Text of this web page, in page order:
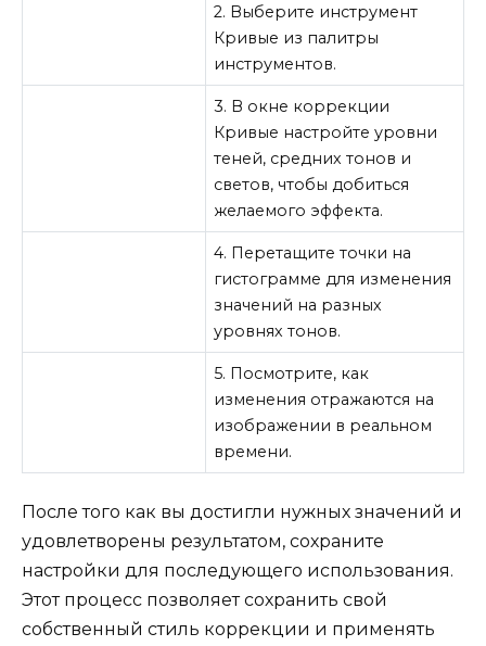
2. Выберите инструмент
Кривые из палитры
инструментов.
3. В окне коррекции
Кривые настройте уровни
теней, средних тонов и
светов, чтобы добиться
желаемого эффекта.
4. Перетащите точки на
гистограмме для изменения
значений на разных
уровнях тонов.
5. Посмотрите, как
изменения отражаются на
изображении в реальном
времени.
После того как вы достигли нужных значений и
удовлетворены результатом, сохраните
настройки для последующего использования.
Этот процесс позволяет сохранить свой
собственный стиль коррекции и применять